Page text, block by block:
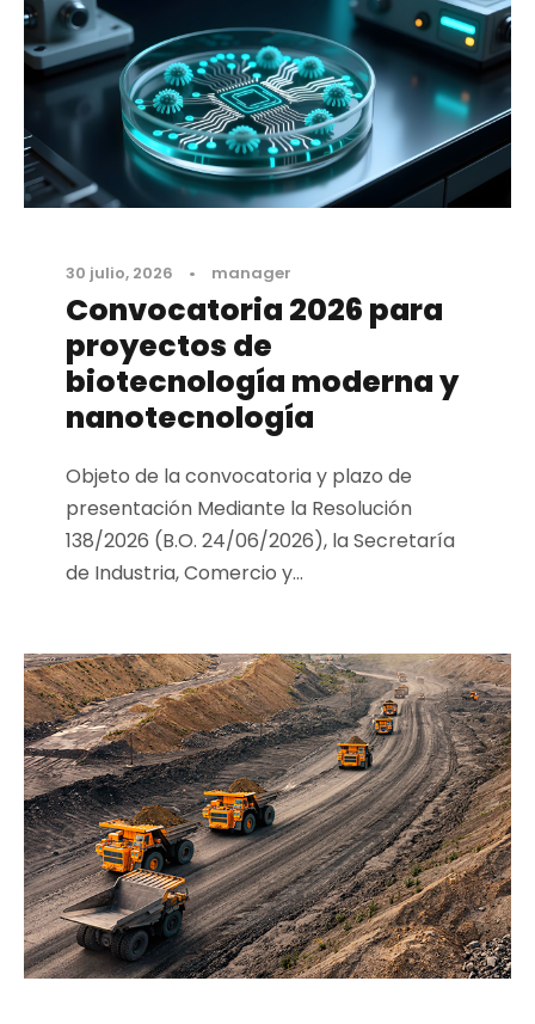
30 julio, 2026 • manager
Convocatoria 2026 para
proyectos de
biotecnología moderna y
nanotecnología
Objeto de la convocatoria y plazo de
presentación Mediante la Resolución
138/2026 (B.O. 24/06/2026), la Secretaría
de Industria, Comercio y...